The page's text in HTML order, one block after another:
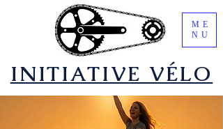
​INITIATIVE VÉLO
ME
NU